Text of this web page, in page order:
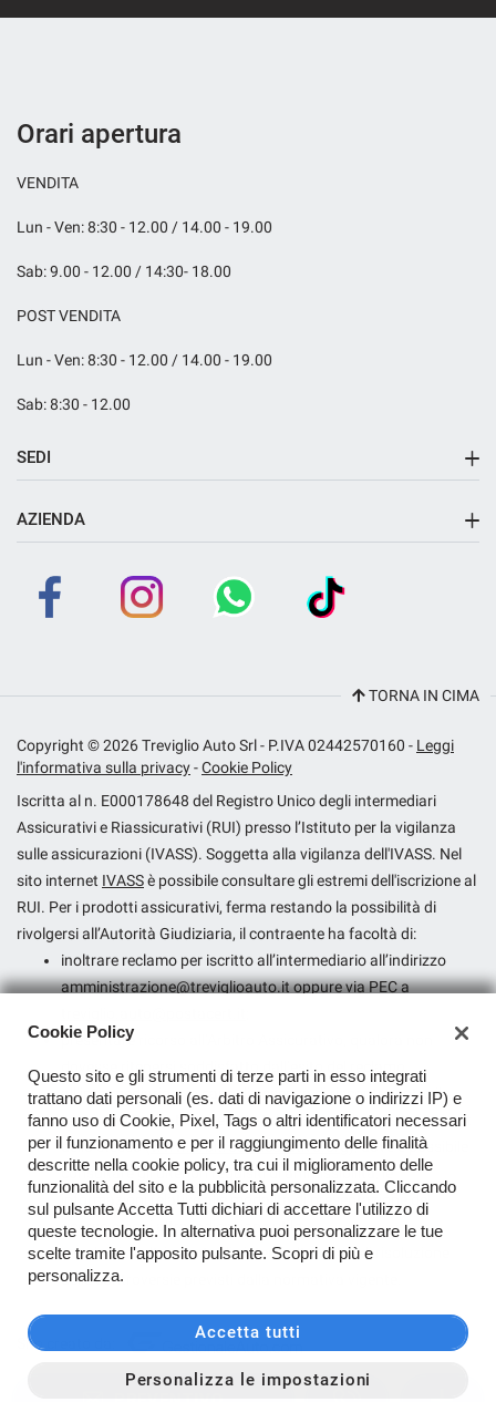
Orari apertura
VENDITA
Lun - Ven: 8:30 - 12.00 / 14.00 - 19.00
Sab: 9.00 - 12.00 / 14:30- 18.00
POST VENDITA
Lun - Ven: 8:30 - 12.00 / 14.00 - 19.00
Sab: 8:30 - 12.00
SEDI
AZIENDA
Contatti
TORNA IN CIMA
Copyright © 2026 Treviglio Auto Srl - P.IVA 02442570160 - Leggi
l'informativa sulla privacy-Cookie Policy
Iscritta al n. E000178648 del Registro Unico degli intermediari
Assicurativi e Riassicurativi (RUI) presso l’Istituto per la vigilanza
sulle assicurazioni (IVASS). Soggetta alla vigilanza dell'IVASS. Nel
sito internet IVASSè possibile consultare gli estremi dell'iscrizione al
RUI. Per i prodotti assicurativi, ferma restando la possibilità di
rivolgersi all’Autorità Giudiziaria, il contraente ha facoltà di:
inoltrare reclamo per iscritto all’intermediario all’indirizzo
amministrazione@treviglioauto.itoppure via PEC a
presentare ricorso all’Arbitro Assicurativo, qualora non
dovesse ritenersi soddisfatto dall’esito del reclamo
all’intermediario o in caso di assenza di riscontro entro il
termine di legge, tramite il portale disponibile sul sito internet
dello stesso (www.arbitroassicurativo.org), dove è possibile
consultare gli ulteriori requisiti di ammissibilità, le
informazioni relative alle modalità di presentazione del
ricorso e ogni altra indicazione utile;
avvalersi di altri eventuali sistemi alternativi di risoluzione
delle controversie previsti dalla normativa vigente.
Sito creato da:
Cookie Policy
Questo sito e gli strumenti di terze parti in esso integrati
trattano dati personali (es. dati di navigazione o indirizzi IP) e
fanno uso di Cookie, Pixel, Tags o altri identificatori necessari
per il funzionamento e per il raggiungimento delle finalità
descritte nella cookie policy, tra cui il miglioramento delle
funzionalità del sito e la pubblicità personalizzata. Cliccando
sul pulsante Accetta Tutti dichiari di accettare l'utilizzo di
queste tecnologie. In alternativa puoi personalizzare le tue
scelte tramite l'apposito pulsante. Scopri di più e
personalizza.
Accetta tutti
Personalizza le impostazioni